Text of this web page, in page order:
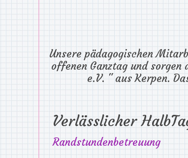
Unsere pädagogischen
offenen Ganztag und
e.V. " aus Kerpen.
Verlässlicher
Randstundenbetreuung